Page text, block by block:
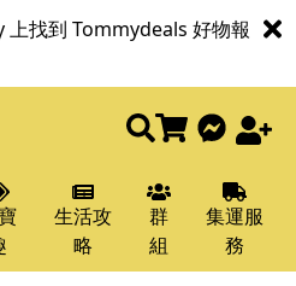
上找到 Tommydeals 好物報
生活攻
略
群
組
集運服
務